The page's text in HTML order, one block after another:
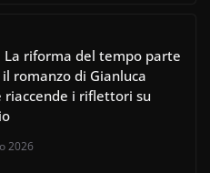
La riforma del tempo parte
romanzo di Gianluca
riaccende i riflettori su
2026